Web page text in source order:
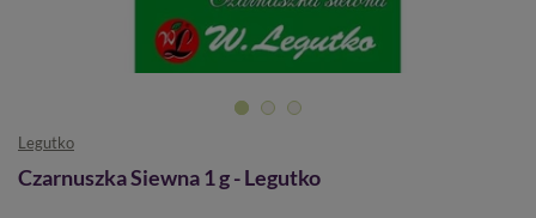
Legutko
Czarnuszka Siewna 1 g - Legutko